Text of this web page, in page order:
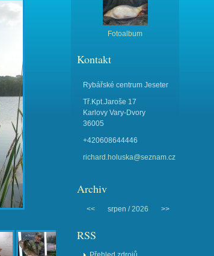
Fotoalbum
Kontakt
Rybářské centrum Jeseter
Tř.Kpt.Jaroše 17
Karlovy Vary-Dvory
36005
+420608644446
richard.holuska@seznam.cz
Archiv
<< srpen /2026 >>
RSS